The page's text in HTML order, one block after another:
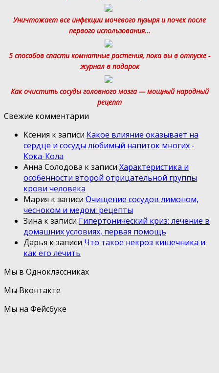
Уничтожает все инфекции мочевого пузыря и почек после
первого использования...
5 способов спасти комнатные растения, пока вы в отпуске -
журнал в подарок
Как очистить сосуды головного мозга — мощный народный
рецепт
Свежие комментарии
Ксения к записи Какое влияние оказывает на
сердце и сосуды любимый напиток многих -
Кока-Кола
Анна Солодова к записи Характеристика и
особенности второй отрицательной группы
крови человека
Мария к записи Очищение сосудов лимоном,
чесноком и медом: рецепты
Зина к записи Гипертонический криз: лечение в
домашних условиях, первая помощь
Дарья к записи Что такое некроз кишечника и
как его лечить
Мы в Одноклассниках
Мы Вконтакте
Мы на Фейсбуке